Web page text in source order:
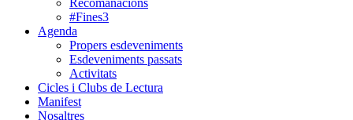
Recomanacions
#Fines3
Agenda
Propers esdeveniments
Esdeveniments passats
Activitats
Cicles i Clubs de Lectura
Manifest
Nosaltres